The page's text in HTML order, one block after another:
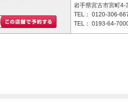
岩手県宮古市宮町4-
TEL： 0120-306-
TEL： 0193-64-